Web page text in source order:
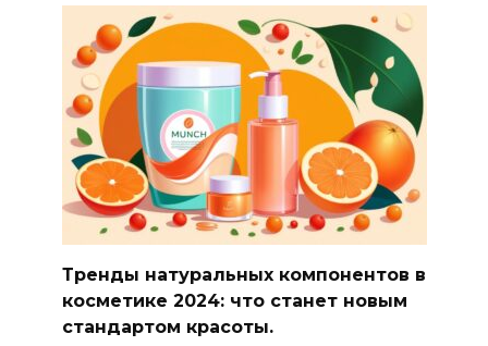
Тренды натуральных компонентов в
косметике 2024: что станет новым
стандартом красоты.